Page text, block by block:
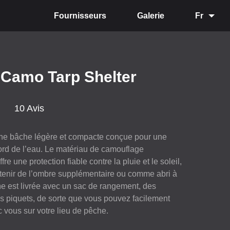
Fournisseurs Galerie Fr
Tarp Shelter
10 Avis
bâche légère et compacte conçue pour une
de l’eau. Le matériau de camouflage
une protection fiable contre la pluie et le soleil,
de l’ombre supplémentaire ou comme abri à
est livrée avec un sac de rangement, des
piquets, de sorte que vous pouvez facilement
vous sur votre lieu de pêche.